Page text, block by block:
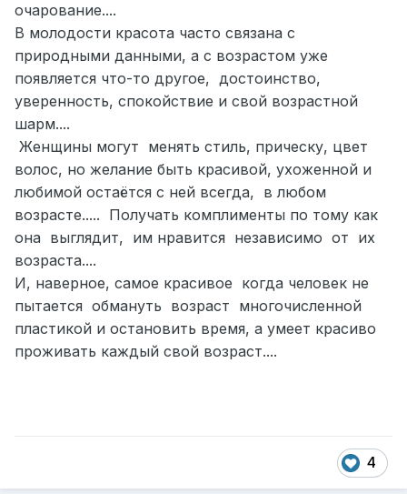
очарование....
В молодости красота часто связана с
природными данными, а с возрастом уже
появляется что-то другое, достоинство,
уверенность, спокойствие и свой возрастной
шарм....
Женщины могут менять стиль, прическу, цвет
волос, но желание быть красивой, ухоженной и
любимой остаётся с ней всегда, в любом
возрасте..... Получать комплименты по тому как
она выглядит, им нравится независимо от их
возраста....
И, наверное, самое красивое когда человек не
пытается обмануть возраст многочисленной
пластикой и остановить время, а умеет красиво
проживать каждый свой возраст....
4